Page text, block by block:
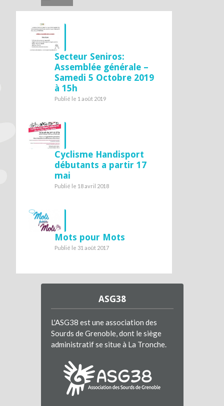
Secteur Seniros:
Assemblée générale –
Samedi 5 Octobre 2019
à 15h
Publié le 1 août 2019
Cyclisme Handisport
débutants a partir 17
mai
Publié le 18 avril 2018
Mots pour Mots
Publié le 31 août 2017
ASG38
L'ASG38 est une association des
Sourds de Grenoble, dont le siège
administratif se situe à La Tronche.